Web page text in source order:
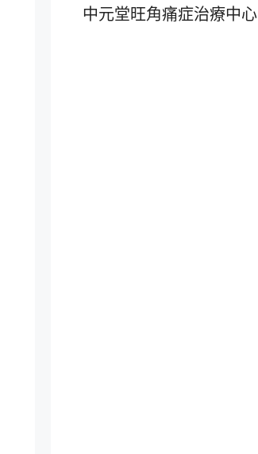
中元堂旺角痛症治療中心